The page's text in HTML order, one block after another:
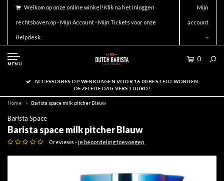
Welkom op onze online winkel! Klik na het inloggen
rechtsboven op - Mijn Account - Mijn Tickets voor onze
Helpdesk.
Mijn
account
MENU
0
ACCESSOIRES OP WERKDAGEN VOOR 16.00 BESTELD WORDEN
DEZELFDE DAG VERSTUURD!
Home Barista space milk pitcher Blauw
Barista Space
Barista space milk pitcher Blauw
0 reviews -je beoordeling toevoegen